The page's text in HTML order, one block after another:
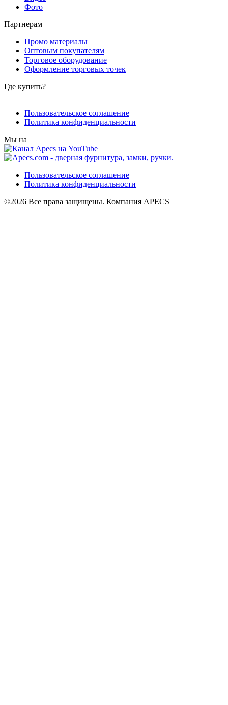
Фото
Партнерам
Промо материалы
Оптовым покупателям
Торговое оборудование
Оформление торговых точек
Где купить?
Пользовательское соглашение
Политика конфиденциальности
Мы на
Пользовательское соглашение
Политика конфиденциальности
©2026 Все права защищены. Компания APECS